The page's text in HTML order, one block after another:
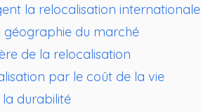
la relocalisation internationale
géographie du marché
de la relocalisation
par le coût de la vie
durabilité